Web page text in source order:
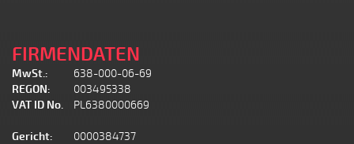
FIRMENDATEN
MwSt.:
638-000-06-69
REGON:
003495338
VAT ID No.
PL6380000669
Gericht:
0000384737